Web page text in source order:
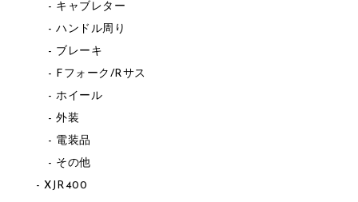
キャブレター
ハンドル周り
ブレーキ
Fフォーク/Rサス
ホイール
外装
電装品
その他
XJR400